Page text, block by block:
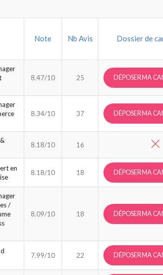
Note Nb Avis Dossier de
8.47/10 25 DÉPOSER MA
8.34/10 37 DÉPOSER MA
8.18/10 16
en
8.18/10 18 DÉPOSER MA
/
8.09/10 18 DÉPOSER MA
7.99/10 22 DÉPOSER MA